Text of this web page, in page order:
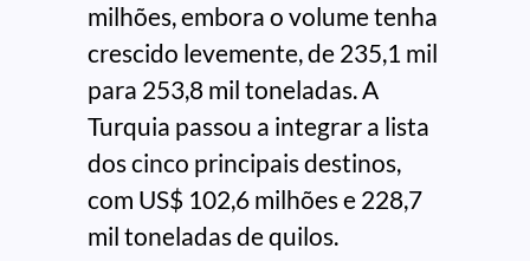
milhões, embora o volume tenha
crescido levemente, de 235,1 mil
para 253,8 mil toneladas. A
Turquia passou a integrar a lista
dos cinco principais destinos,
com US$ 102,6 milhões e 228,7
mil toneladas de quilos.